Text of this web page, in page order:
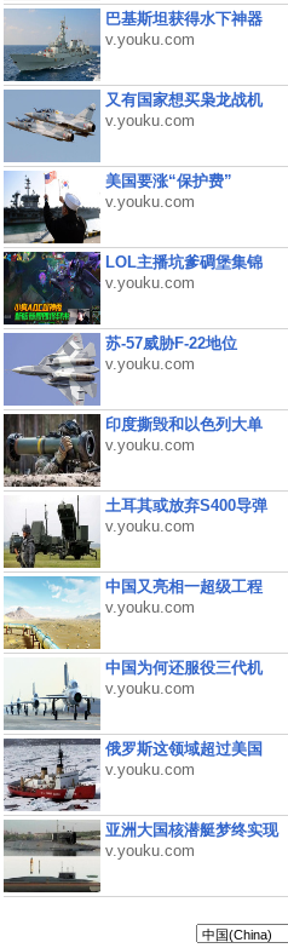
巴基斯坦获得水下神器
v.youku.com
又有国家想买枭龙战机
v.youku.com
美国要涨“保护费”
v.youku.com
LOL主播坑爹碉堡集锦
v.youku.com
苏-57威胁F-22地位
v.youku.com
印度撕毁和以色列大单
v.youku.com
土耳其或放弃S400导弹
v.youku.com
中国又亮相一超级工程
v.youku.com
中国为何还服役三代机
v.youku.com
俄罗斯这领域超过美国
v.youku.com
亚洲大国核潜艇梦终实现
v.youku.com